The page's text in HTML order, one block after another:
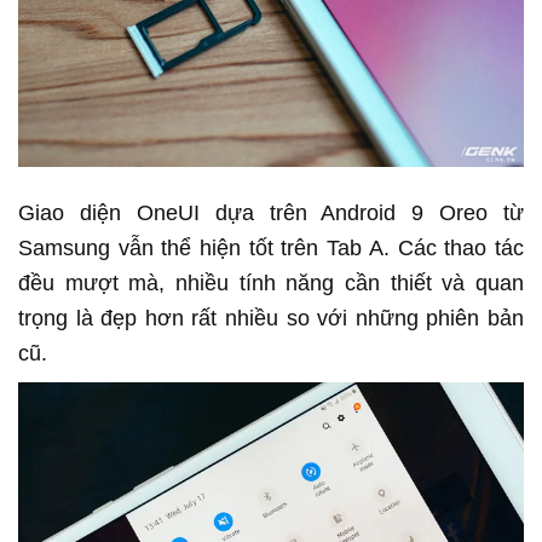
Giao diện OneUI dựa trên Android 9 Oreo từ
Samsung vẫn thể hiện tốt trên Tab A. Các thao tác
đều mượt mà, nhiều tính năng cần thiết và quan
trọng là đẹp hơn rất nhiều so với những phiên bản
cũ.